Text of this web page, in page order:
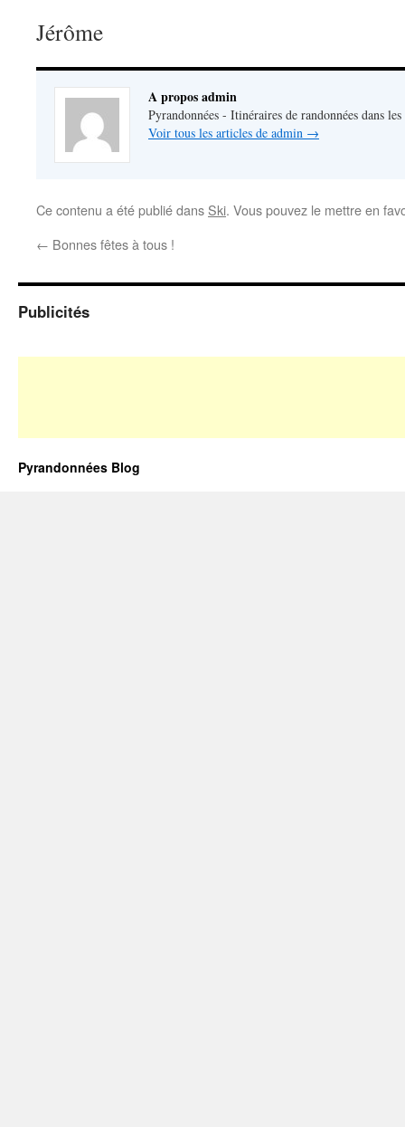
Jérôme
A propos admin
Pyrandonnées - Itinéraires de randonnées dans les
Voir tous les articles de admin →
Ce contenu a été publié dans Ski. Vous pouvez le mettre en
← Bonnes fêtes à tous !
Publicités
Pyrandonnées Blog